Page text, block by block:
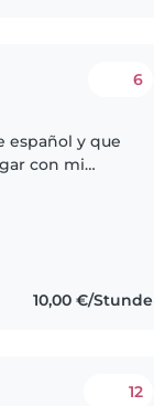
6
español y que
con mi
10,00 €/Stunde
12